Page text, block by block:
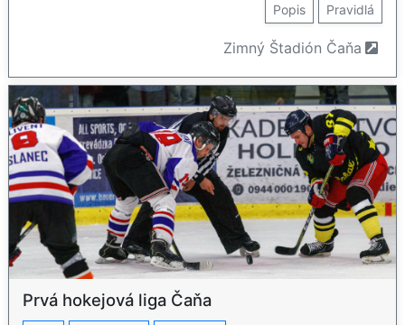
Popis Pravidlá
Zimný Štadión Čaňa
Prvá hokejová liga Čaňa